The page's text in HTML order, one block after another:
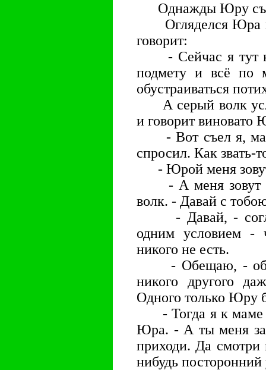
Однажды Юру
Огляделся Юра
говорит:
- Сейчас я тут
подмету и всё по
обустраиваться
А серый волк
и говорит виновато
- Вот съел я,
спросил. Как звать-
- Юрой меня
- А меня зовут
волк. - Давай с
- Давай, -
одним условием -
никого не есть.
- Обещаю, -
никого другого
Одного только Юру
- Тогда я к маме
Юра. - А ты меня
приходи. Да смотри
нибудь посторонний